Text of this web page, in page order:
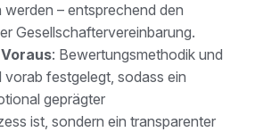
– entsprechend den
Gesellschaftervereinbarung.
: Bewertungsmethodik und
vorab festgelegt, sodass ein
geprägter
ist, sondern ein transparenter